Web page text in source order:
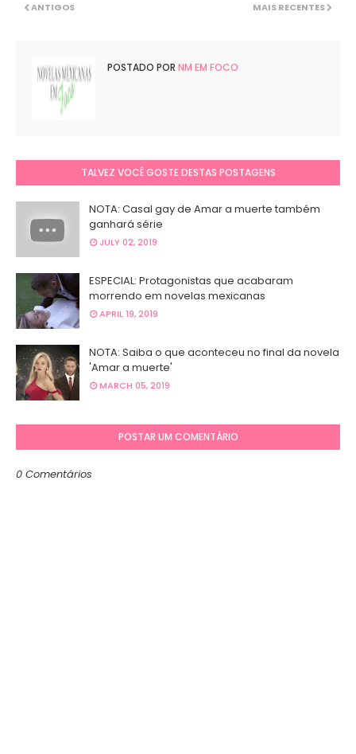
MAIS RECENTES
ANTIGOS
POSTADO POR NM EM FOCO
TALVEZ VOCÊ GOSTE DESTAS POSTAGENS
NOTA: Casal gay de Amar a muerte também
ganhará série
JULY 02, 2019
ESPECIAL: Protagonistas que acabaram
morrendo em novelas mexicanas
APRIL 19, 2019
NOTA: Saiba o que aconteceu no final da novela
'Amar a muerte'
MARCH 05, 2019
POSTAR UM COMENTÁRIO
0 Comentários